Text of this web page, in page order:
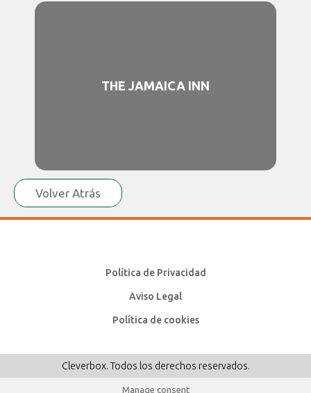
THE JAMAICA INN
Volver Atrás
Política de Privacidad
Aviso Legal
Política de cookies
Cleverbox. Todos los derechos reservados.
Manage consent